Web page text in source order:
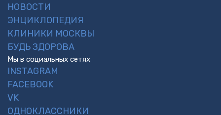
НОВОСТИ
ЭНЦИКЛОПЕДИЯ
КЛИНИКИ МОСКВЫ
БУДЬ ЗДОРОВА
Мы в социальных сетях
INSTAGRAM
FACEBOOK
VK
ОДНОКЛАССНИКИ